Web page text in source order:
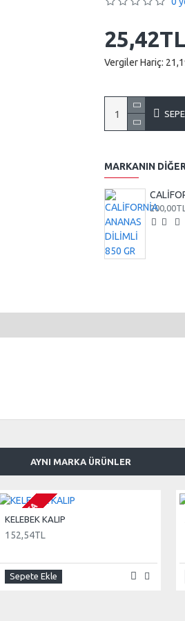
25,42TL
Vergiler Hariç:
MARKANIN
200,00TL
AYNI MARKA ÜRÜNLER
STOKTA
KELEBEK KALIP
152,54TL
Sepete Ekle